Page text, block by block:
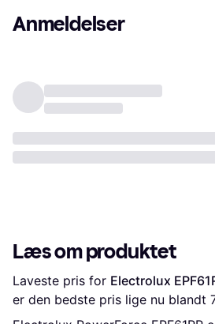
Anmeldelser
Læs om produktet
Laveste pris for Electrolux
er den bedste pris lige nu blandt